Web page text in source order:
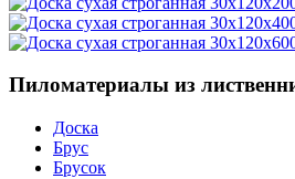
Пиломатериалы из
Доска
Брус
Брусок